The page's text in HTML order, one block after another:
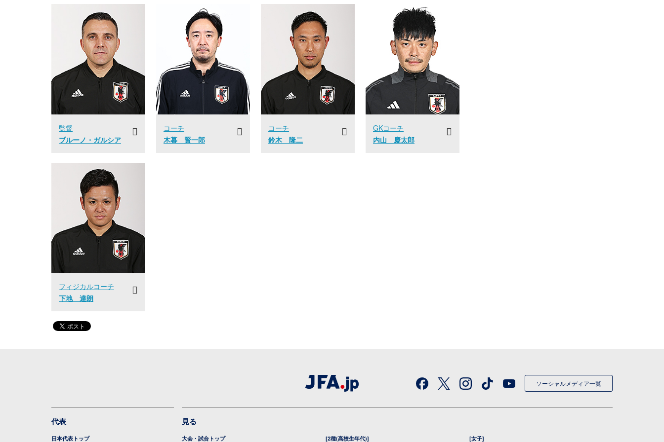
監督
ブルーノ・ガルシア
コーチ
木暮 賢一郎
コーチ
鈴木 隆二
GKコーチ
内山 慶太郎
フィジカルコーチ
下地 達朗
ソーシャルメディア一覧
代表
日本代表トップ
見る
大会・試合トップ [2種(高校生年代)] [女子]